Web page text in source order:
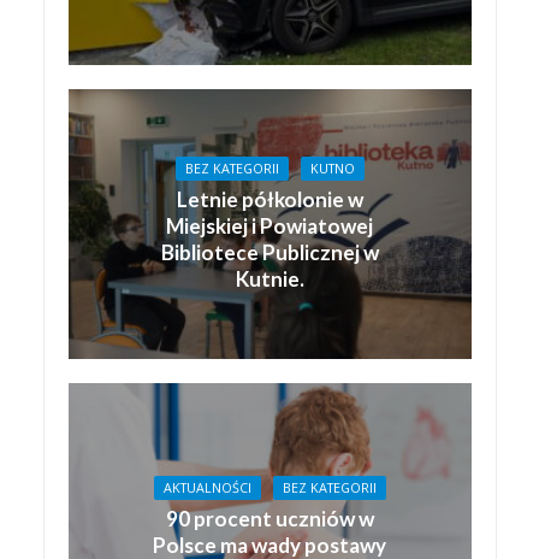
BEZ KATEGORII KUTNO
Letnie półkolonie w
Miejskiej i Powiatowej
Bibliotece Publicznej w
Kutnie.
AKTUALNOŚCI BEZ KATEGORII
90 procent uczniów w
Polsce ma wady postawy